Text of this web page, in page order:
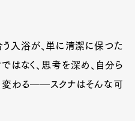
う入浴が、単に清潔に保つた
はなく、思考を深め、自分ら
変わる──スクナはそんな可